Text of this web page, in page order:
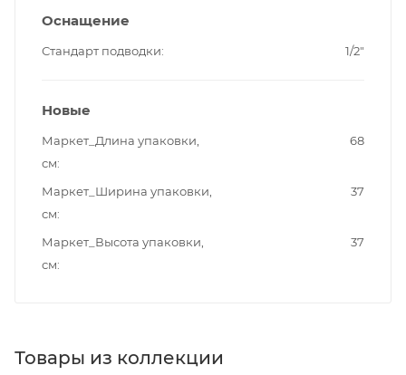
Оснащение
Стандарт подводки 1/2"
Новые
Маркет_Длина упаковки,
см
68
Маркет_Ширина упаковки,
см
37
Маркет_Высота упаковки,
см
37
Товары из коллекции